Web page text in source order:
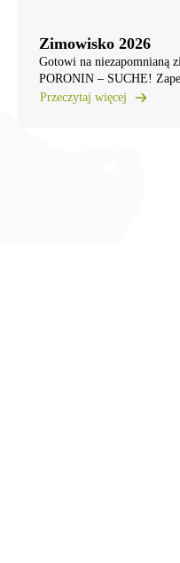
Zimowisko 2026
Gotowi na niezapomnianą
PORONIN – SUCHE!
Przeczytaj więcej